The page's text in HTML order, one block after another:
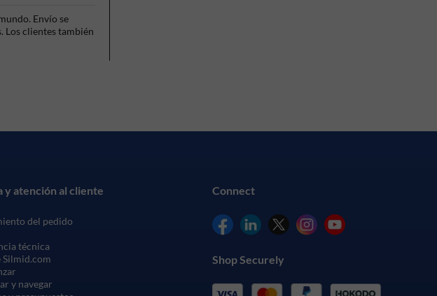
Envío se
Los clientes también
y atención al cliente
del pedido
técnica
Silmid.com
y navegar
Connect
Shop Securely